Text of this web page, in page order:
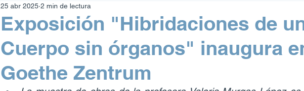
Exposición "Hibridaciones de
Cuerpo sin órganos" inaugura
Goethe Zentrum
25 abr 2025 2 min de lectura